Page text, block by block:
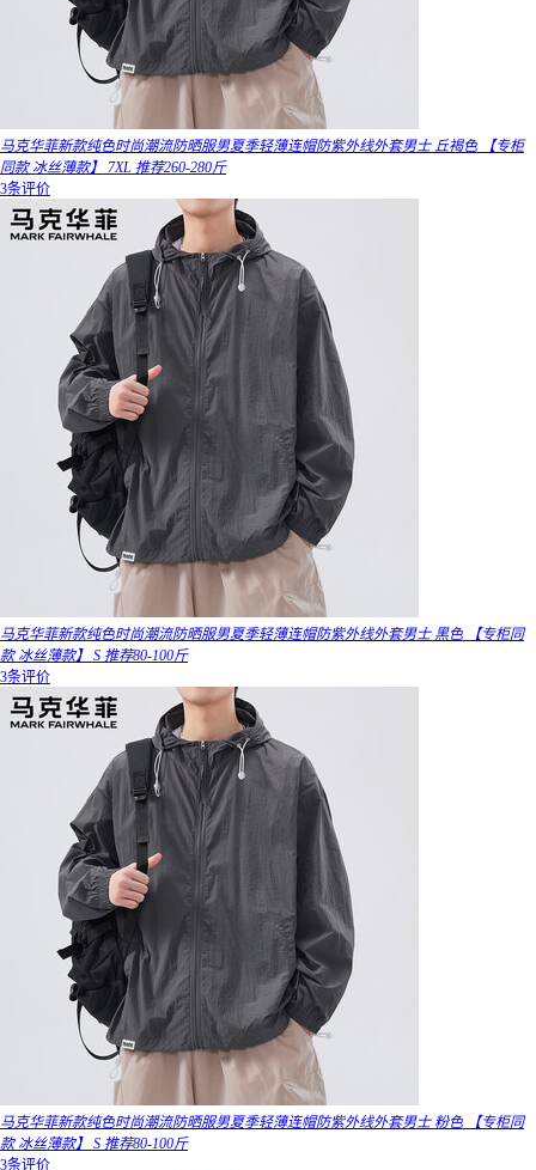
马克华菲新款纯色时尚潮流防晒服男夏季轻薄连帽防紫外线外套男士 丘褐色 【专柜
同款 冰丝薄款】 7XL 推荐260-280斤
3条评价
马克华菲新款纯色时尚潮流防晒服男夏季轻薄连帽防紫外线外套男士 黑色 【专柜同
款 冰丝薄款】 S 推荐80-100斤
3条评价
马克华菲新款纯色时尚潮流防晒服男夏季轻薄连帽防紫外线外套男士 粉色 【专柜同
款 冰丝薄款】 S 推荐80-100斤
3条评价